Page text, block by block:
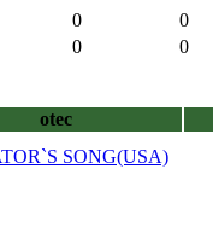
0
0
0 0
otec
SONG(USA)